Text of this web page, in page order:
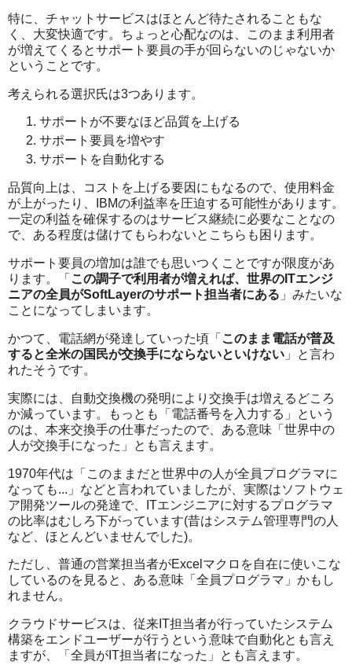
特に、チャットサービスはほとんど待たされることもな
く、大変快適です。ちょっと心配なのは、このまま利用者
が増えてくるとサポート要員の手が回らないのじゃないか
ということです。
考えられる選択氏は3つあります。
サポートが不要なほど品質を上げる
サポート要員を増やす
サポートを自動化する
品質向上は、コストを上げる要因にもなるので、使用料金
が上がったり、IBMの利益率を圧迫する可能性があります。
一定の利益を確保するのはサービス継続に必要なことなの
で、ある程度は儲けてもらわないとこちらも困ります。
サポート要員の増加は誰でも思いつくことですが限度があ
ります。「 この調子で利用者が増えれば、世界のITエンジ
ニアの全員がSoftLayerのサポート担当者にある 」みたいな
ことになってしまいます。
かつて、電話網が発達していった頃「 このまま電話が普及
すると全米の国民が交換手にならないといけない 」と言わ
れたそうです。
実際には、自動交換機の発明により交換手は増えるどころ
か減っています。もっとも「電話番号を入力する」という
のは、本来交換手の仕事だったので、ある意味「世界中の
人が交換手になった」とも言えます。
1970年代は「このままだと世界中の人が全員プログラマに
なっても...」などと言われていましたが、実際はソフトウェ
ア開発ツールの発達で、ITエンジニアに対するプログラマ
の比率はむしろ下がっています(昔はシステム管理専門の人
など、ほとんどいませんでした)。
ただし、普通の営業担当者がExcelマクロを自在に使いこな
しているのを見ると、ある意味「全員プログラマ」かもし
れません。
クラウドサービスは、従来IT担当者が行っていたシステム
構築をエンドユーザーが行うという意味で自動化とも言え
ますが、「全員がIT担当者になった」とも言えます。